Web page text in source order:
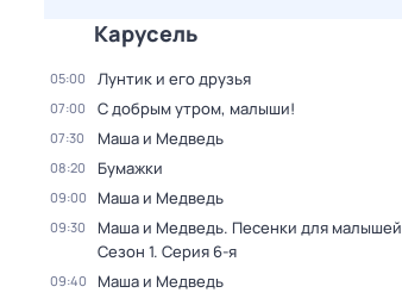
Карусель
05:00 Лунтик и его друзья
07:00 С добрым утром, малыши!
07:30 Маша и Медведь
08:20 Бумажки
09:00 Маша и Медведь
09:30 Маша и Медведь. Песенки для малышей
Сезон 1. Серия 6-я
09:40 Маша и Медведь